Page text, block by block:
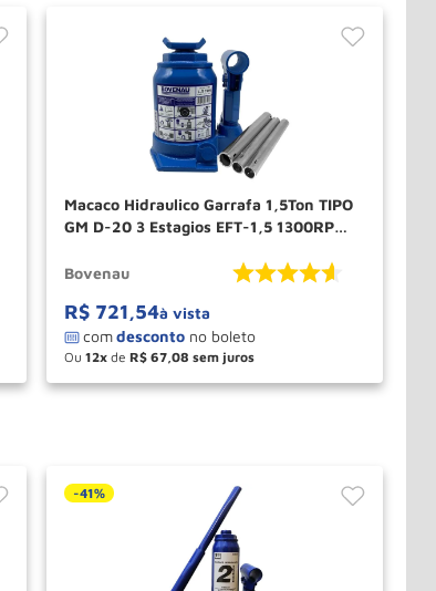
Macaco Hidraulico Garrafa 1,5Ton TIPO
GM D-20 3 Estagios EFT-1,5 1300RP
Bovenau
R$ 721,54à vista
Ou 12 de R$ 67, 08
＋
－ COMPRAR
-41%